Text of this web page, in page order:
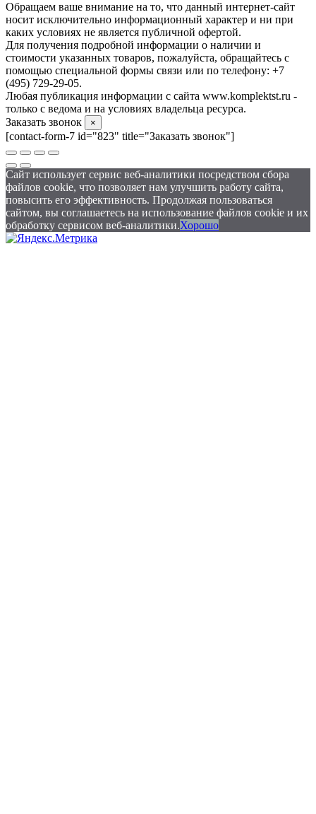
Обращаем ваше внимание на то, что данный интернет-сайт
носит исключительно информационный характер и ни при
каких условиях не является публичной офертой.
Для получения подробной информации о наличии и
стоимости указанных товаров, пожалуйста, обращайтесь с
помощью специальной формы связи или по телефону: +7
(495) 729-29-05.
Любая публикация информации с сайта www.komplektst.ru -
только с ведома и на условиях владельца ресурса.
Заказать звонок
×
[contact-form-7 id="823" title="Заказать звонок"]
Сайт использует сервис веб-аналитики посредством сбора
файлов cookie, что позволяет нам улучшить работу сайта,
повысить его эффективность. Продолжая пользоваться
сайтом, вы соглашаетесь на использование файлов cookie и их
обработку сервисом веб-аналитики.Хорошо